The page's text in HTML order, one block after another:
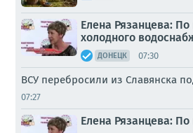
Елена Рязанцева:
холодного
ДОНЕЦК 07:30
ВСУ перебросили из Славянска
07:27
Елена Рязанцева: